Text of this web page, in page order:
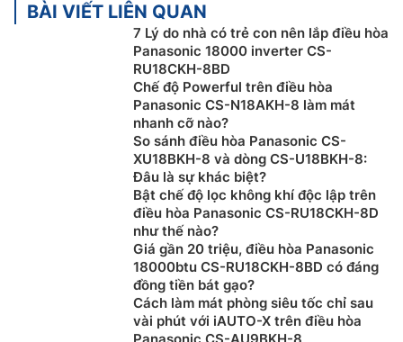
BÀI VIẾT LIÊN QUAN
7 Lý do nhà có trẻ con nên lắp điều hòa
Panasonic 18000 inverter CS-
RU18CKH-8BD
Chế độ Powerful trên điều hòa
Panasonic CS-N18AKH-8 làm mát
nhanh cỡ nào?
So sánh điều hòa Panasonic CS-
XU18BKH-8 và dòng CS-U18BKH-8:
Đâu là sự khác biệt?
Bật chế độ lọc không khí độc lập trên
điều hòa Panasonic CS-RU18CKH-8D
như thế nào?
Giá gần 20 triệu, điều hòa Panasonic
18000btu CS-RU18CKH-8BD có đáng
đồng tiền bát gạo?
Cách làm mát phòng siêu tốc chỉ sau
vài phút với iAUTO-X trên điều hòa